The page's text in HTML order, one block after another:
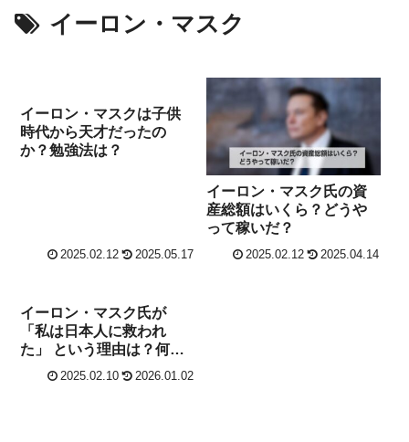
イーロン・マスク
イーロン・マスクは子供
時代から天才だったの
か？勉強法は？
2025.02.12 2025.05.17
イーロン・マスク氏の資
産総額はいくら？どうや
って稼いだ？
2025.02.12 2025.04.14
イーロン・マスク氏が
「私は日本人に救われ
た」 という理由は？何が
あった？
2025.02.10 2026.01.02